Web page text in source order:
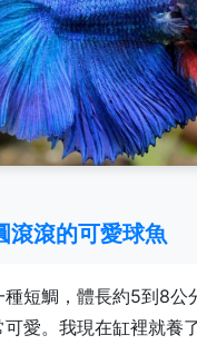
滾滾的可愛球魚
種短鯛，體長約5到8公
愛。我現在缸裡就養